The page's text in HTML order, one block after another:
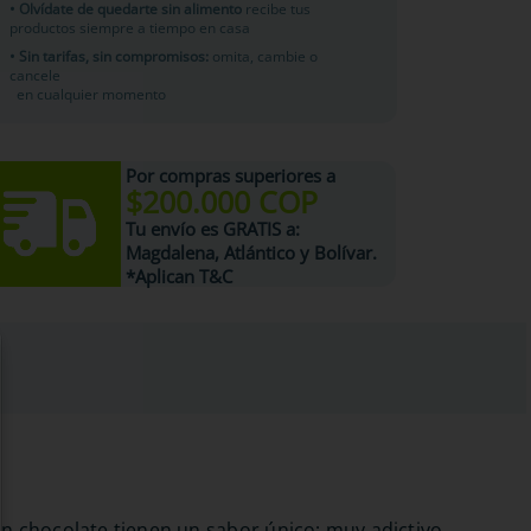
• Olvídate de quedarte sin alimentorecibe tus
productos siempre a tiempo en casa
• Sin tarifas, sin compromisos: omita, cambie o
cancele
en cualquier momento
Por compras superiores a
$200.000 COP
Tu envío es GRATISa:
Magdalena, Atlántico y Bolívar.
*Aplican T&C